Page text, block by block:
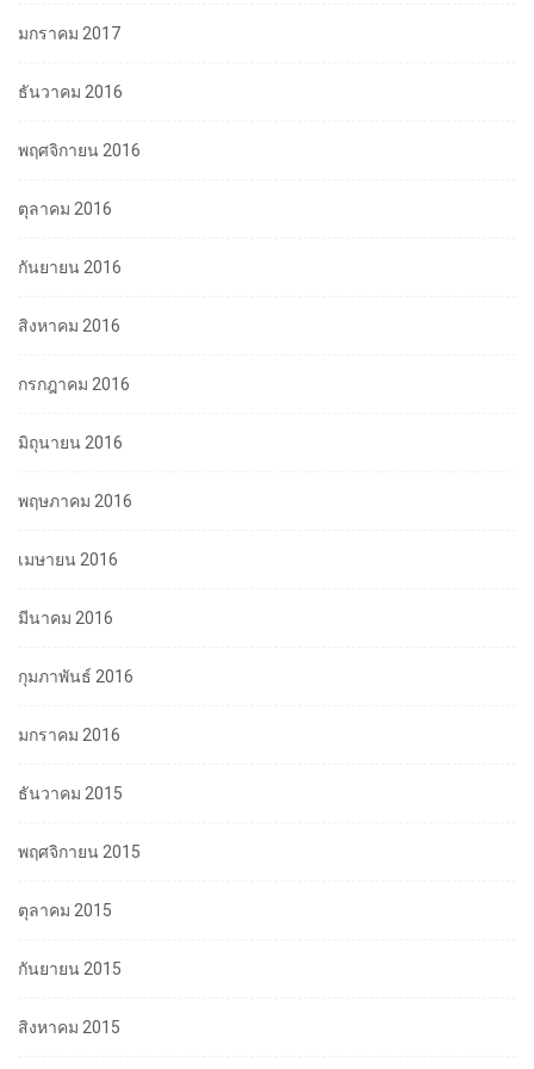
มกราคม 2017
ธันวาคม 2016
พฤศจิกายน 2016
ตุลาคม 2016
กันยายน 2016
สิงหาคม 2016
กรกฎาคม 2016
มิถุนายน 2016
พฤษภาคม 2016
เมษายน 2016
มีนาคม 2016
กุมภาพันธ์ 2016
มกราคม 2016
ธันวาคม 2015
พฤศจิกายน 2015
ตุลาคม 2015
กันยายน 2015
สิงหาคม 2015